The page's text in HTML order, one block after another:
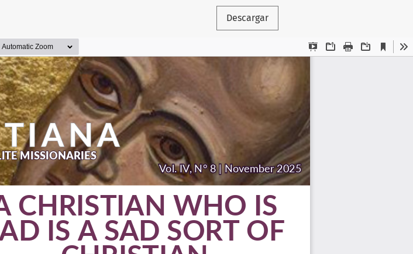
Descargar